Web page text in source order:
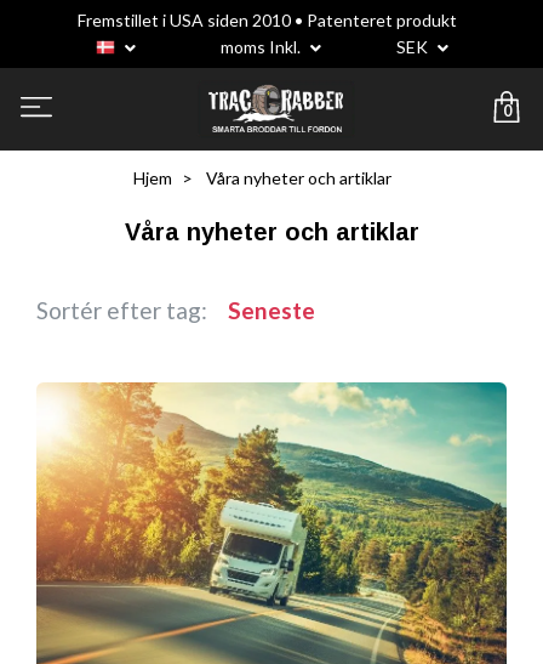
Fremstillet i USA siden 2010 • Patenteret produkt
moms Inkl.
SEK
0
Hjem Våra nyheter och artiklar
Våra nyheter och artiklar
Sortér efter tag: Seneste